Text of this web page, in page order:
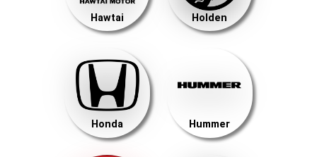
Hawtai Holden
Honda Hummer